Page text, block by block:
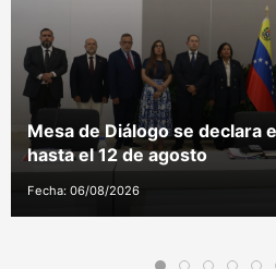
Mesa de Diálogo se declara
hasta el 12 de agosto
Fecha: 06/08/2026